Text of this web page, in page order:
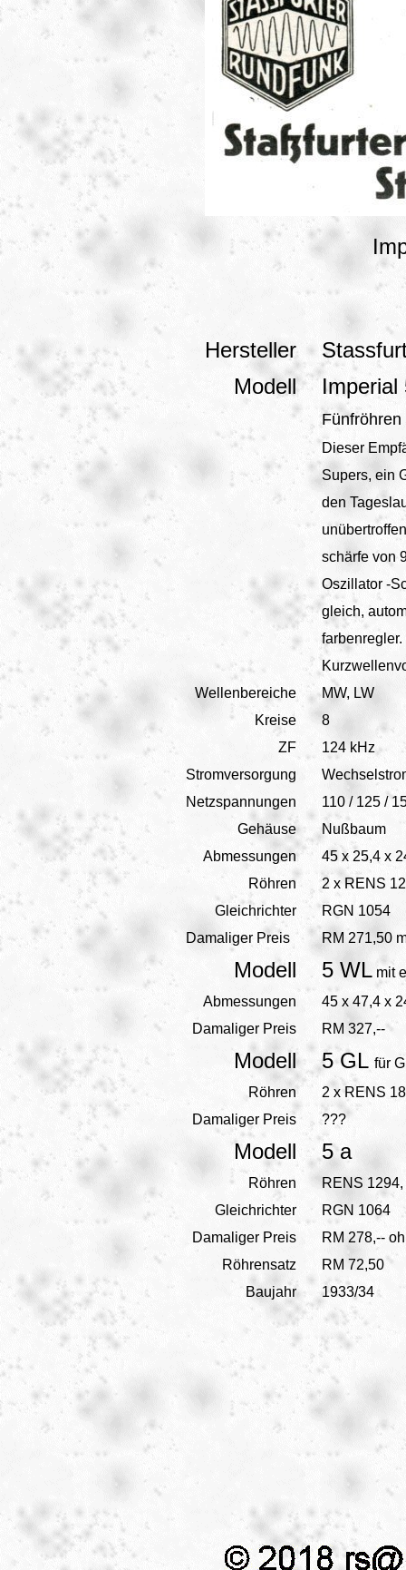
Hersteller
Modell
Imperial
Fünfröhren
Dieser
Supers, ein
den
schärfe von
Oszillator -
gleich,
Wellenbereiche
MW, LW
Kreise
8
ZF
124 kHz
Stromversorgung
Netzspannungen
110 / 125 /
Gehäuse
Nußbaum
Abmessungen
45 x 25,4 x
Röhren
2 x RENS
Gleichrichter
RGN 1054
Damaliger Preis
RM 271,50
Modell 5 WLmit
Abmessungen
45 x 47,4 x
Damaliger Preis
RM 327,--
Modell 5 GL für
Röhren
2 x RENS
Damaliger Preis
???
Modell 5 a
Röhren
RENS
Gleichrichter
RGN 1064
Damaliger Preis
RM 278,--
Röhrensatz
RM 72,50
Baujahr
1933/34